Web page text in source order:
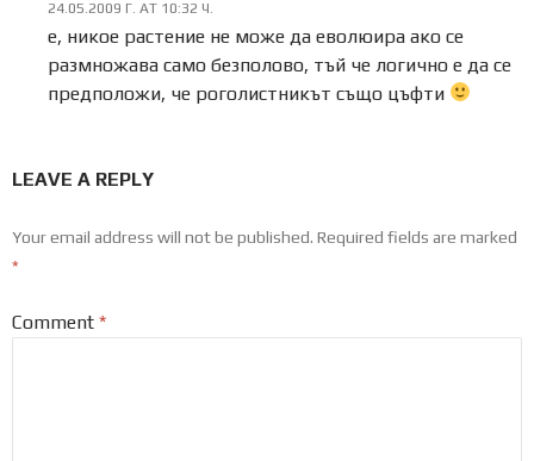
24.05.2009 Г. AT 10:32 Ч.
e, никое растение не може да еволюира ако се
размножава само безполово, тъй че логично е да се
предположи, че роголистникът също цъфти
LEAVE A REPLY
Your email address will not be published. Required fields are marked
*
Comment *